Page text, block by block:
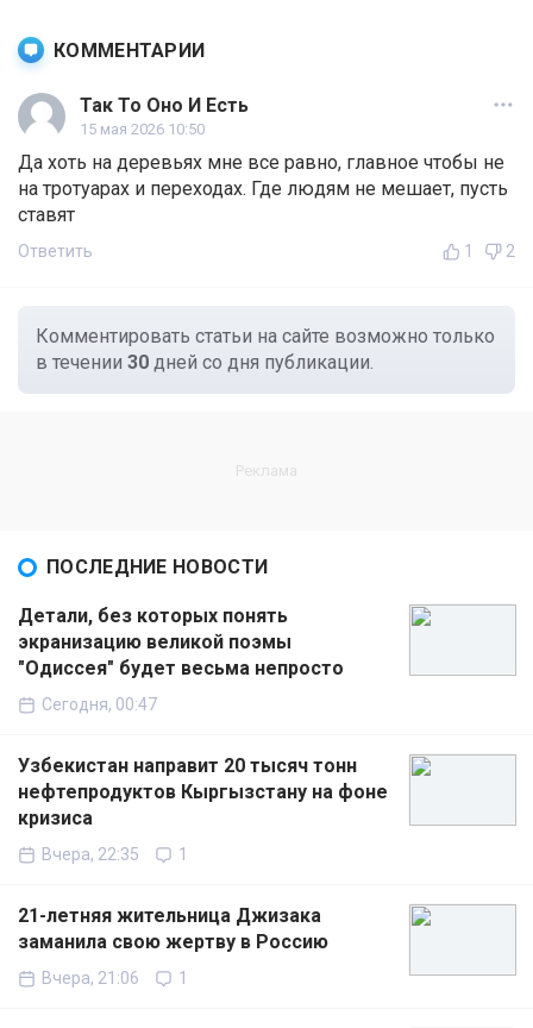
КОММЕНТАРИИ
Так То Оно И Есть
15 мая 2026 10:50
Да хоть на деревьях мне все равно, главное чтобы не
на тротуарах и переходах. Где людям не мешает, пусть
ставят
Ответить 1 2
Комментировать статьи на сайте возможно только
в течении 30 дней со дня публикации.
ПОСЛЕДНИЕ НОВОСТИ
Детали, без которых понять
экранизацию великой поэмы
"Одиссея" будет весьма непросто
Сегодня, 00:47
Узбекистан направит 20 тысяч тонн
нефтепродуктов Кыргызстану на фоне
кризиса
Вчера, 22:35 1
21-летняя жительница Джизака
заманила свою жертву в Россию
Вчера, 21:06 1